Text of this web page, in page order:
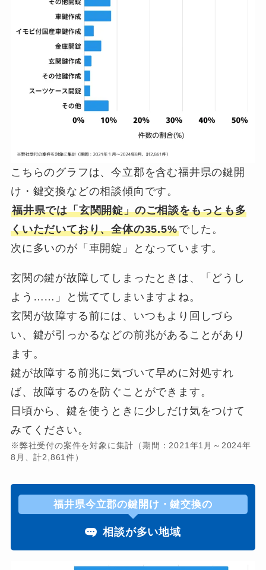
こちらのグラフは、今立郡を含む福井県の鍵開
け・鍵交換などの相談傾向です。
福井県では「玄関開錠」のご相談をもっとも多
くいただいており、全体の35.5%でした。
次に多いのが「車開錠」となっています。
玄関の鍵が故障してしまったときは、「どうし
よう……」と慌ててしまいますよね。
玄関が故障する前には、いつもより回しづら
い、鍵が引っかるなどの前兆があることがあり
ます。
鍵が故障する前兆に気づいて早めに対処すれ
ば、故障するのを防ぐことができます。
日頃から、鍵を使うときに少しだけ気をつけて
みてください。
※弊社受付の案件を対象に集計（期間：2021年1月～2024年
8月、計2,861件）
福井県今立郡の鍵開け・鍵交換の
相談が多い地域